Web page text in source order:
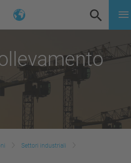
Settori industriali